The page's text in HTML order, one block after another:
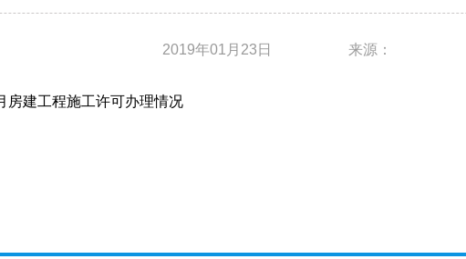
2019年01月23日 来源：
房建工程施工许可办理情况